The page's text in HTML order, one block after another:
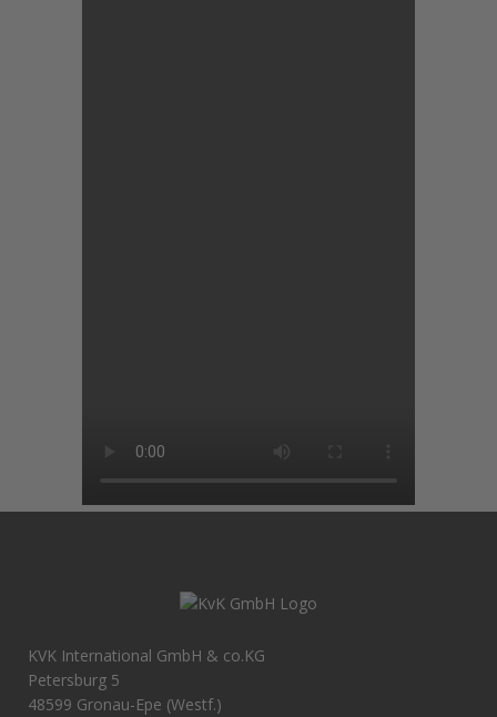
KVK International GmbH & co.KG
Petersburg 5
48599 Gronau-Epe (Westf.)